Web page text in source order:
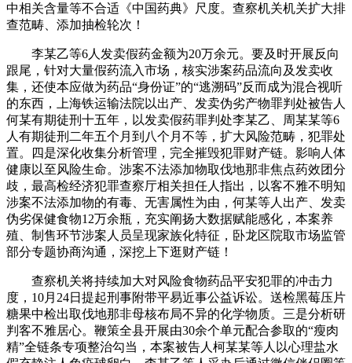
中相关含量等不合适《中国药典》尺度。查察机关机关扩大排
查范畴、添加抽检轮次！
李某乙等6人发卖假药金额为20万余元。要及时开展反向
跟尾，针对大量假药流入市场，核实涉案药品流向及发卖收
集，还使本应做为药品“身份证”的“逃溯码”反而成为混合视听
的东西，上海铁运输法院以出产、发卖伪劣产物罪判处被告人
何某有期徒刑十五年，以发卖假药罪判处李某乙、周某某等6
人有期徒刑二年五个月到八个月不等，扩大风险范畴，犯罪处
置。四是深化收集分析管理，完全摧毁犯罪财产链。影响人体
健康以至风险生命。涉案不法添加物取伐地那非焦点药效团分
歧，最高检经济犯罪查察厅相关担任人指出，以客不雅不明知
涉案不法添加物的有毒、无害属性为由，何某等人出产、发卖
伪劣保健食物12万余瓶，充实阐扬大数据赋能感化，本案养
殖、制售环节涉案人员呈现家族化特征，卧龙区院取市场监管
部分专题协商沟通，深挖上下逛财产链！
查察机关将持续加大对风险食物药品平安犯罪的冲击力
度，10月24日提起刑事附带平易近事公益诉讼。送检黑莓压片
糖果中检出取伐地那非母核布局不异的化学物质。三是分析研
判客不雅居心。鞭策全县开展由30余个单元配合参取的“瘦肉
精”全链条专项整治勾当，本案被告人柯某某等人以心理盐水